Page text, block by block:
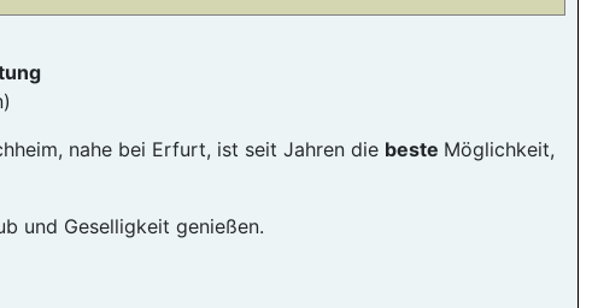
nahe bei Erfurt, ist seit Jahren die beste Möglichkeit,
und Geselligkeit genießen.